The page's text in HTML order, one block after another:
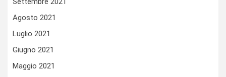
Agosto 2021
Luglio 2021
Giugno 2021
Maggio 2021